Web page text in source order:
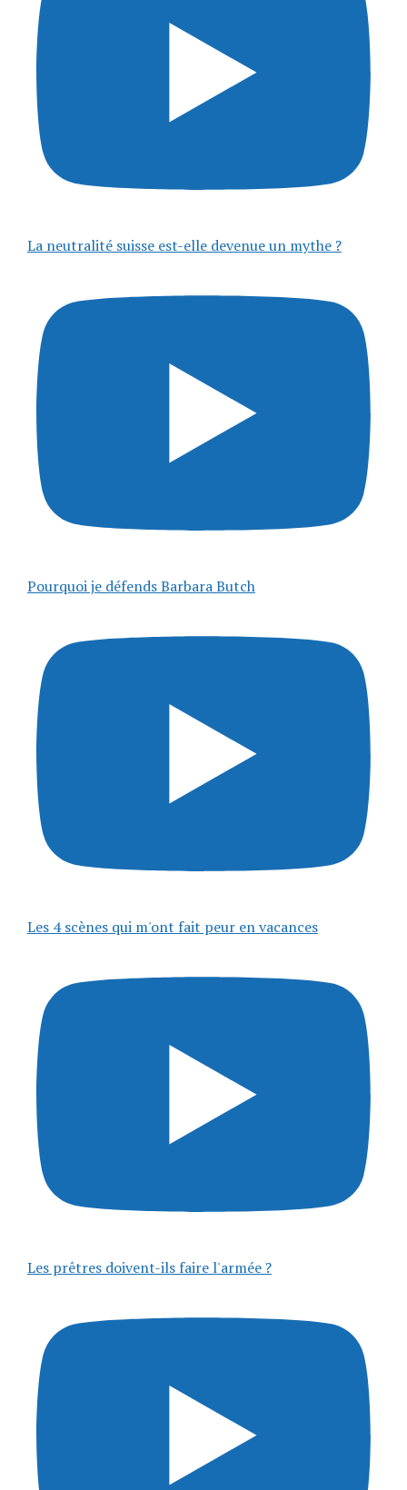
La neutralité suisse est-elle devenue un mythe ?
Pourquoi je défends Barbara Butch
Les 4 scènes qui m'ont fait peur en vacances
Les prêtres doivent-ils faire l'armée ?